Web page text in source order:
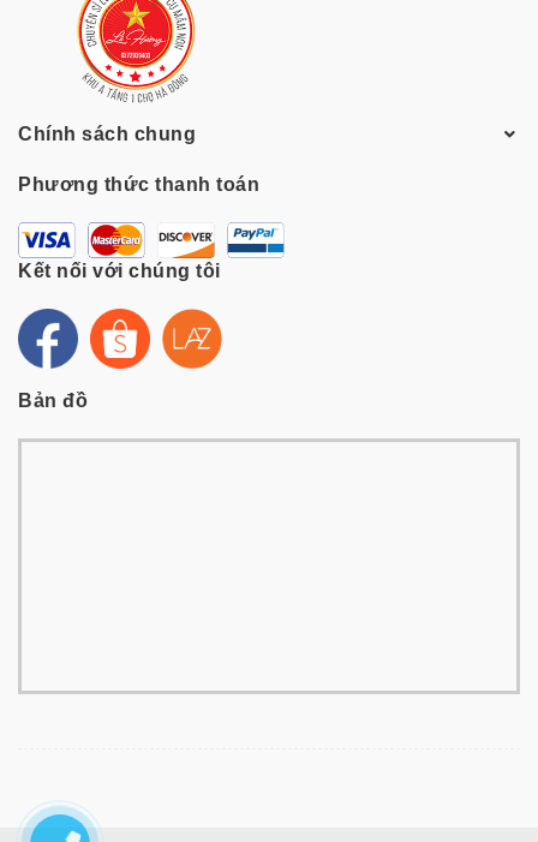
Chính sách chung
Phương thức thanh toán
Kết nối với chúng tôi
Bản đồ